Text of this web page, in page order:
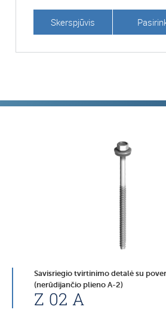
Skerspjūvis
Savisriegio tvirtinimo detalė su
(nerūdijančio plieno A-2)
Z 02 A